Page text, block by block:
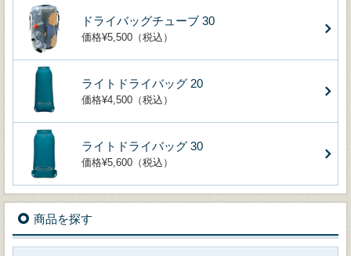
ドライバッグチューブ 30
価格¥5,500（税込）
ライトドライバッグ 20
価格¥4,500（税込）
ライトドライバッグ 30
価格¥5,600（税込）
商品を探す